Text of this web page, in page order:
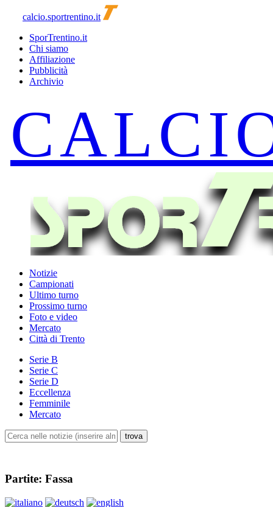
calcio.sportrentino.it
SporTrentino.it
Chi siamo
Affiliazione
Pubblicità
Archivio
Notizie
Campionati
Ultimo turno
Prossimo turno
Foto e video
Mercato
Città di Trento
Serie B
Serie C
Serie D
Eccellenza
Femminile
Mercato
Partite: Fassa